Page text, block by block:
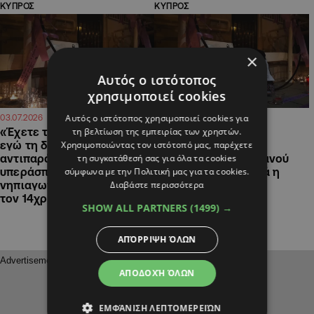
ΚΥΠΡΟΣ
03.07.2026 16:36
«Έχετε τη δική σας θέση κι
εγώ τη δική μου»: Έντονη
αντιπαράθεση
υπεράσπισης και
νηπιαγωγού στη δίκη για
τον 14χρονο Στυλιανό
ΚΥΠΡΟΣ
19.06.2026 15:08
Να γίνουν δεκτές οι
αναφορές του
αποβιώσαντα Στυλιανού
για κακοποίηση ζητά η
Κατηγορούσα Αρχή
×
Αυτός ο ιστότοπος
χρησιμοποιεί cookies
Αυτός ο ιστότοπος χρησιμοποιεί cookies για
τη βελτίωση της εμπειρίας των χρηστών.
Χρησιμοποιώντας τον ιστότοπό μας, παρέχετε
τη συγκατάθεσή σας για όλα τα cookies
σύμφωνα με την Πολιτική μας για τα cookies.
Διαβάστε περισσότερα
SHOW ALL PARTNERS (1499) →
ΑΠΟΔΟΧΉ ΌΛΩΝ
ΑΠΌΡΡΙΨΗ ΌΛΩΝ
ΕΜΦΆΝΙΣΗ ΛΕΠΤΟΜΕΡΕΙΏΝ